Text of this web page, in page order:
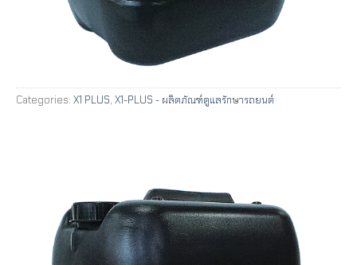
Categories: X1 PLUS, X1-PLUS - ผลิตภัณฑ์ดูแลรักษารถยนต์